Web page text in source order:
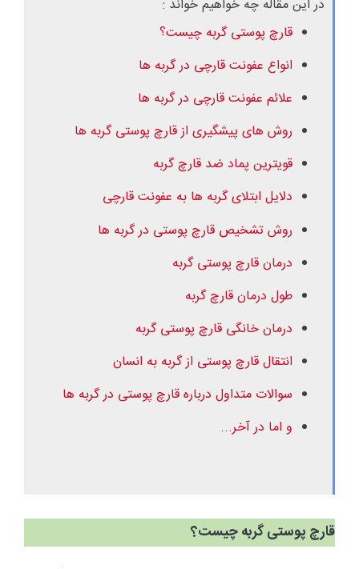
در این مقاله چه خواهیم خواند :
قارچ پوستی گربه چیست؟
انواع عفونت قارچی در گربه ها
علائم عفونت قارچی در گربه ها
روش های پیشگیری از قارچ پوستی گربه ها
قویترین پماد ضد قارچ گربه
دلایل ابتلای گربه ها به عفونت قارچی
روش تشخیص قارچ پوستی در گربه ها
درمان قارچ پوستی گربه
طول درمان قارچ گربه
درمان خانگی قارچ پوستی گربه
انتقال قارچ پوستی از گربه به انسان
سوالات متداول درباره قارچ پوستی در گربه ها
و اما در آخر...
قارچ پوستی گربه چیست؟